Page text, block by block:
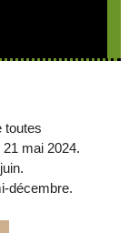
toutes
mai 2024.
décembre.